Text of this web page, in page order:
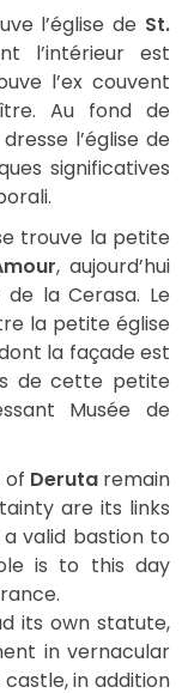
l’église de St.
l’intérieur est
l’ex couvent
Au fond de
l’église de
significatives
trouve la petite
, aujourd’hui
la Cerasa. Le
la petite église
la façade est
de cette petite
Musée de
of Deruta remain
are its links
valid bastion to
is to this day
its own statute,
in vernacular
in addition